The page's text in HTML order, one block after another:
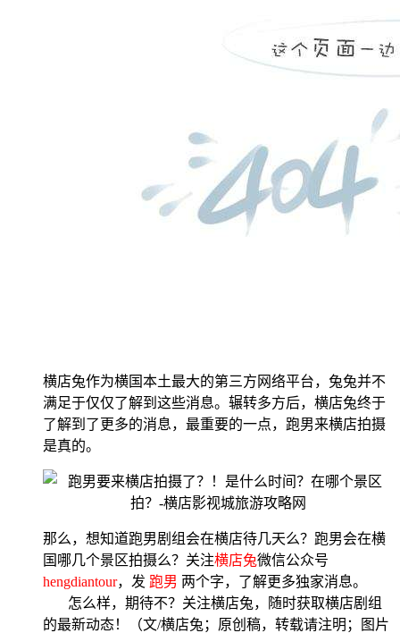
横店兔作为横国本土最大的第三方网络平台，兔兔并不
满足于仅仅了解到这些消息。辗转多方后，横店兔终于
了解到了更多的消息，最重要的一点，跑男来横店拍摄
是真的。
那么，想知道跑男剧组会在横店待几天么？跑男会在横
国哪几个景区拍摄么？关注横店兔微信公众号
hengdiantour，发 跑男 两个字，了解更多独家消息。
怎么样，期待不？关注横店兔，随时获取横店剧组
的最新动态！（文/横店兔；原创稿，转载请注明；图片